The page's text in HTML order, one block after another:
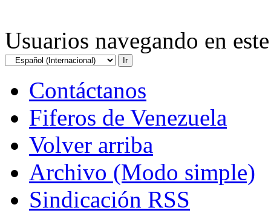
Usuarios navegando en
Contáctanos
Fiferos de Venezuela
Volver arriba
Archivo (Modo simple)
Sindicación RSS